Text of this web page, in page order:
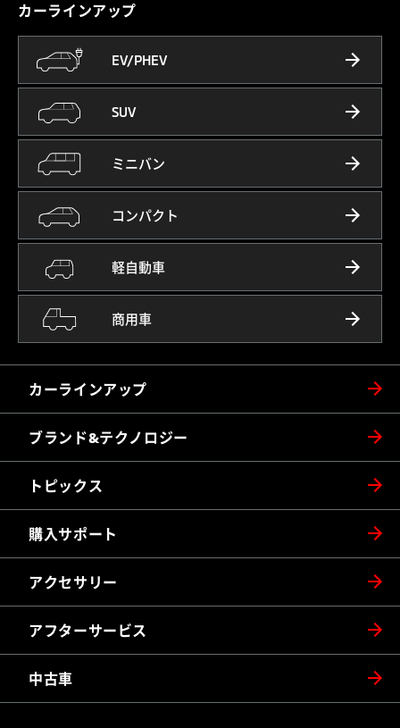
カーラインアップ
カーラインアップ
EV/PHEV
SUV
ミニバン
コンパクト
軽自動車
商用車
ブランド&テクノロジー
トピックス
購入サポート
アクセサリー
アフターサービス
中古車